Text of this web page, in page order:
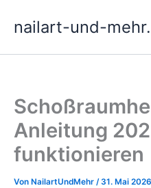
Inhaltnailart-und-
Anleitung
funktionieren
Von NailartUndMehr /31. Mai 2026